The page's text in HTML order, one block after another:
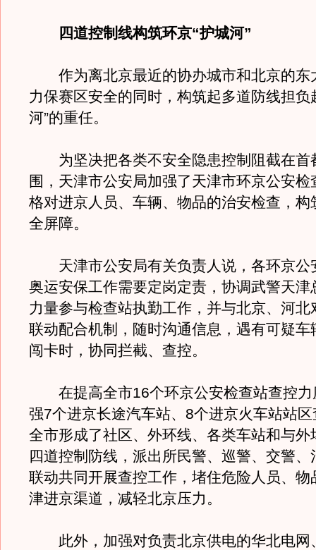
四道控制线构筑环京“护城河”
作为离北京最近的协办城市和北京的东
力保赛区安全的同时，构筑起多道防线担负
河”的重任。
为坚决把各类不安全隐患控制阻截在首
围，天津市公安局加强了天津市环京公安检
格对进京人员、车辆、物品的治安检查，构
全屏障。
天津市公安局有关负责人说，各环京公
奥运安保工作需要定岗定责，协调武警天津
力量参与检查站执勤工作，并与北京、河北
联动配合机制，随时沟通信息，遇有可疑车
闯卡时，协同拦截、查控。
在提高全市16个环京公安检查站查控力
强7个进京长途汽车站、8个进京火车站站
全市形成了社区、外环线、各类车站和与外
四道控制防线，派出所民警、巡警、交警、
联动共同开展查控工作，堵住危险人员、物
津进京渠道，减轻北京压力。
此外，加强对负责北京供电的华北电网